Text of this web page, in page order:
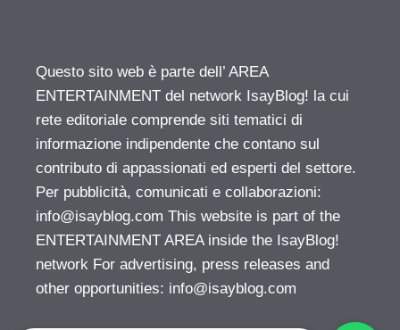
Questo sito web è parte dell’ AREA
ENTERTAINMENT del network IsayBlog! la cui
rete editoriale comprende siti tematici di
informazione indipendente che contano sul
contributo di appassionati ed esperti del settore.
Per pubblicità, comunicati e collaborazioni:
info@isayblog.com This website is part of the
ENTERTAINMENT AREA inside the IsayBlog!
network For advertising, press releases and
other opportunities: info@isayblog.com